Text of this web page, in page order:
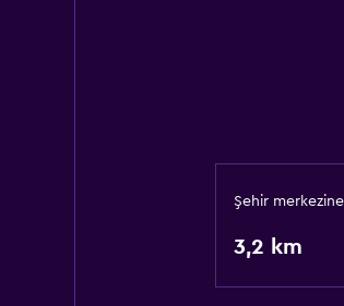
Şehir merkezine
3,2 km